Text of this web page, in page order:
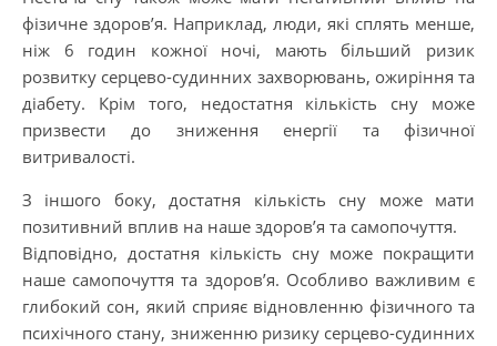
фізичне здоров’я. Наприклад, люди, які сплять менше,
ніж 6 годин кожної ночі, мають більший ризик
розвитку серцево-судинних захворювань, ожиріння та
діабету. Крім того, недостатня кількість сну може
призвести до зниження енергії та фізичної
витривалості.
З іншого боку, достатня кількість сну може мати
позитивний вплив на наше здоров’я та самопочуття.
Відповідно, достатня кількість сну може покращити
наше самопочуття та здоров’я. Особливо важливим є
глибокий сон, який сприяє відновленню фізичного та
психічного стану, зниженню ризику серцево-судинних